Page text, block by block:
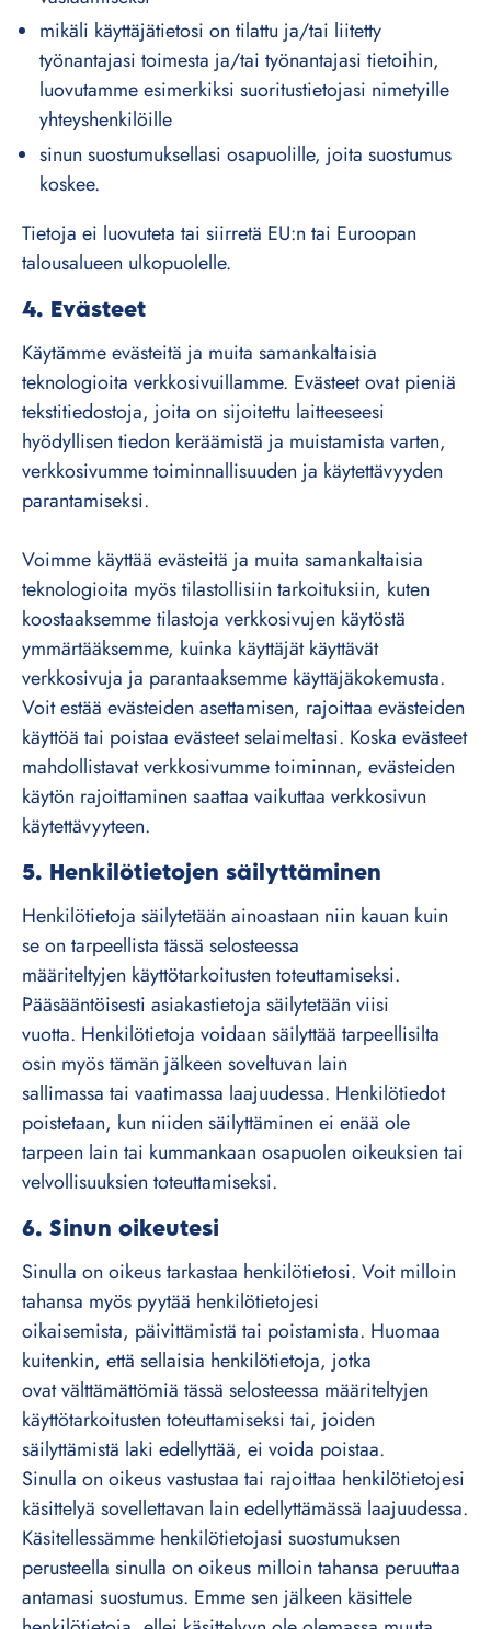
mikäli käyttäjätietosi on tilattu ja/tai liitetty
työnantajasi toimesta ja/tai työnantajasi tietoihin,
luovutamme esimerkiksi suoritustietojasi nimetyille
yhteyshenkilöille
sinun suostumuksellasi osapuolille, joita suostumus
koskee.
Tietoja ei luovuteta tai siirretä EU:n tai Euroopan
talousalueen ulkopuolelle.
4. Evästeet
Käytämme evästeitä ja muita samankaltaisia
teknologioita verkkosivuillamme. Evästeet ovat pieniä
tekstitiedostoja, joita on sijoitettu laitteeseesi
hyödyllisen tiedon keräämistä ja muistamista varten,
verkkosivumme toiminnallisuuden ja käytettävyyden
parantamiseksi.
Voimme käyttää evästeitä ja muita samankaltaisia
teknologioita myös tilastollisiin tarkoituksiin, kuten
koostaaksemme tilastoja verkkosivujen käytöstä
ymmärtääksemme, kuinka käyttäjät käyttävät
verkkosivuja ja parantaaksemme käyttäjäkokemusta.
Voit estää evästeiden asettamisen, rajoittaa evästeiden
käyttöä tai poistaa evästeet selaimeltasi. Koska evästeet
mahdollistavat verkkosivumme toiminnan, evästeiden
käytön rajoittaminen saattaa vaikuttaa verkkosivun
käytettävyyteen.
5. Henkilötietojen säilyttäminen
Henkilötietoja säilytetään ainoastaan niin kauan kuin
se on tarpeellista tässä selosteessa
määriteltyjen käyttötarkoitusten toteuttamiseksi.
Pääsääntöisesti asiakastietoja säilytetään viisi
vuotta. Henkilötietoja voidaan säilyttää tarpeellisilta
osin myös tämän jälkeen soveltuvan lain
sallimassa tai vaatimassa laajuudessa. Henkilötiedot
poistetaan, kun niiden säilyttäminen ei enää ole
tarpeen lain tai kummankaan osapuolen oikeuksien tai
velvollisuuksien toteuttamiseksi.
6. Sinun oikeutesi
Sinulla on oikeus tarkastaa henkilötietosi. Voit milloin
tahansa myös pyytää henkilötietojesi
oikaisemista, päivittämistä tai poistamista. Huomaa
kuitenkin, että sellaisia henkilötietoja, jotka
ovat välttämättömiä tässä selosteessa määriteltyjen
käyttötarkoitusten toteuttamiseksi tai, joiden
säilyttämistä laki edellyttää, ei voida poistaa.
Sinulla on oikeus vastustaa tai rajoittaa henkilötietojesi
käsittelyä sovellettavan lain edellyttämässä laajuudessa.
Käsitellessämme henkilötietojasi suostumuksen
perusteella sinulla on oikeus milloin tahansa peruuttaa
antamasi suostumus. Emme sen jälkeen käsittele